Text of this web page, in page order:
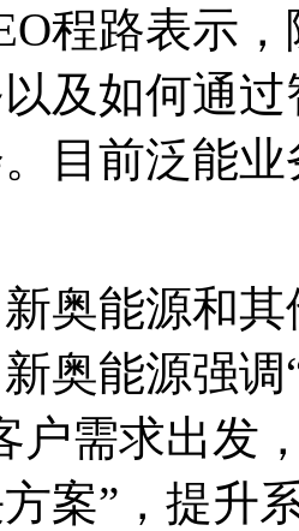
程路表示
及如何通
目前泛能
奥能源和
奥能源强
户需求出发
案”，提升